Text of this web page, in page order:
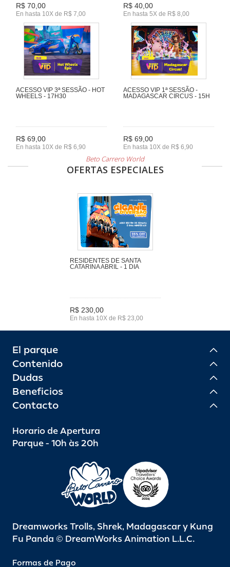
R$ 70,00
En hasta 10X de R$ 7,00
R$ 40,00
En hasta 5X de R$ 8,00
ACESSO VIP 3ª SESSÃO - HOT
WHEELS - 17H30
R$ 69,00
En hasta 10X de R$ 6,90
ACESSO VIP 1ª SESSÃO -
MADAGASCAR CIRCUS - 15H
R$ 69,00
En hasta 10X de R$ 6,90
Beto Carrero World
OFERTAS ESPECIALES
RESIDENTES DE SANTA
CATARINA ABRIL - 1 DIA
R$ 230,00
En hasta 10X de R$ 23,00
El parque
Contenido
Dudas
Beneficios
Contacto
Horario de Apertura
Parque - 10h às 20h
Dreamworks Trolls, Shrek, Madagascar y Kung
Fu Panda © DreamWorks Animation L.L.C.
Formas de Pago